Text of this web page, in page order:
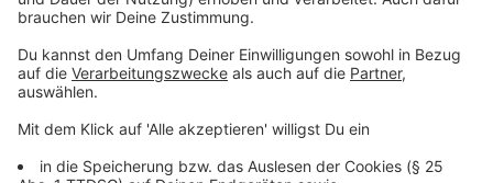
anderen Seite will er zusammen mit Reimund auf den
Anzeige
Tuckern für den guten Zweck